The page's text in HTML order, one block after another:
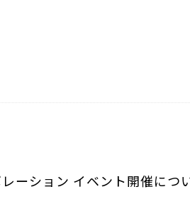
ーション イベント開催につ